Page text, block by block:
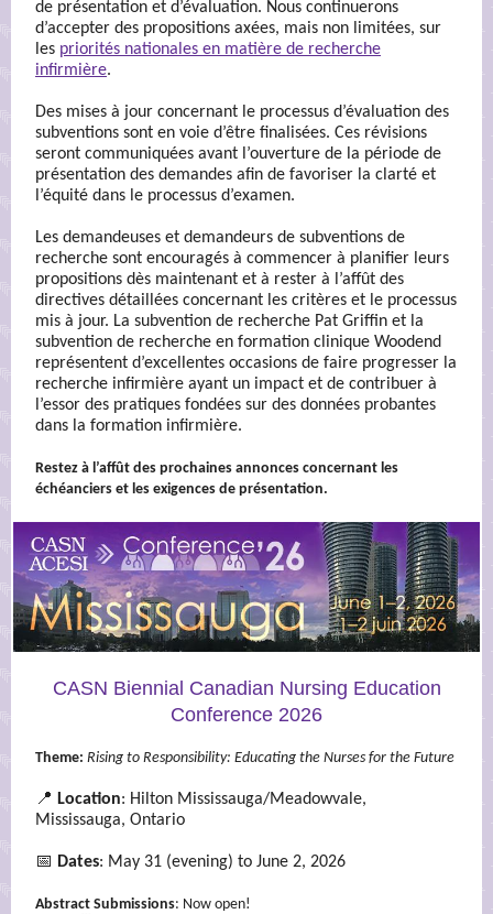
de présentation et d’évaluation. Nous continuerons
d’accepter des propositions axées, mais non limitées, sur
les priorités nationales en matière de recherche
infirmière.
Des mises à jour concernant le processus d’évaluation des
subventions sont en voie d’être finalisées. Ces révisions
seront communiquées avant l’ouverture de la période de
présentation des demandes afin de favoriser la clarté et
l’équité dans le processus d’examen.
Les demandeuses et demandeurs de subventions de
recherche sont encouragés à commencer à planifier leurs
propositions dès maintenant et à rester à l’affût des
directives détaillées concernant les critères et le processus
mis à jour. La subvention de recherche Pat Griffin et la
subvention de recherche en formation clinique Woodend
représentent d’excellentes occasions de faire progresser la
recherche infirmière ayant un impact et de contribuer à
l’essor des pratiques fondées sur des données probantes
dans la formation infirmière.
Restez à l’affût des prochaines annonces concernant les
échéanciers et les exigences de présentation.
CASN Biennial Canadian Nursing Education
Conference 2026
Theme: Rising to Responsibility: Educating the Nurses for the Future
📍 Location: Hilton Mississauga/Meadowvale,
Mississauga, Ontario
📅 Dates: May 31 (evening) to June 2, 2026
Abstract Submissions: Now open!